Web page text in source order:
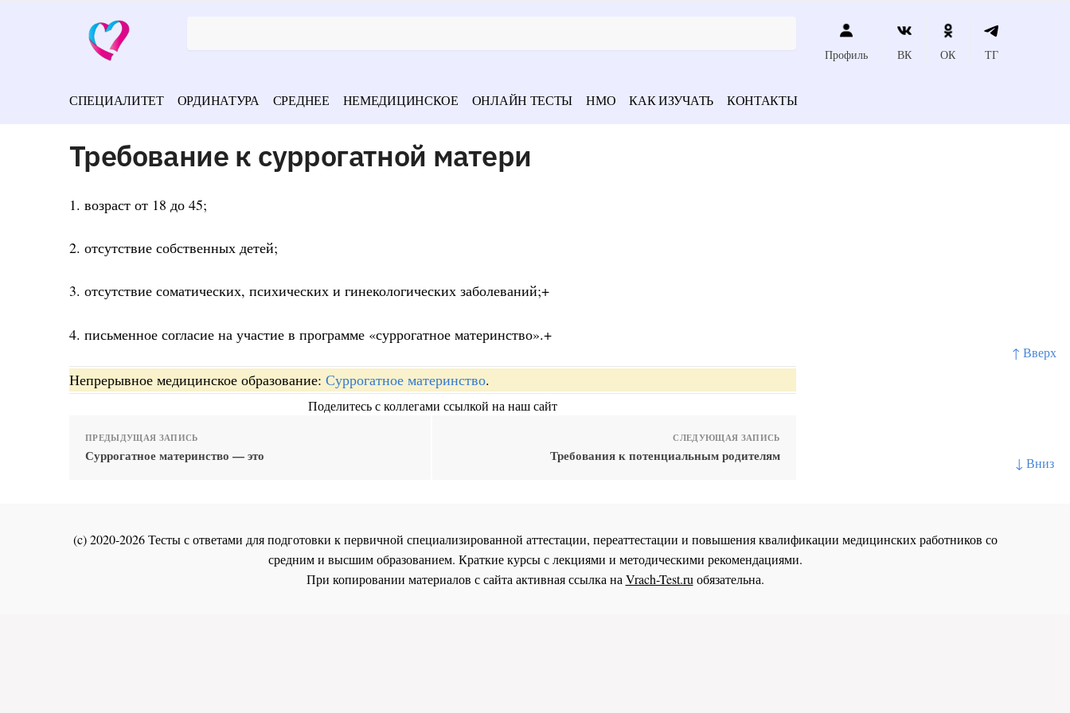
↑ Вверх
↓ Вниз
Профиль ВК ОК ТГ
СПЕЦИАЛИТЕТ ОРДИНАТУРА СРЕДНЕЕ НЕМЕДИЦИНСКОЕ ОНЛАЙН ТЕСТЫ НМО КАК ИЗУЧАТЬ КОНТАКТЫ
Требование к суррогатной матери
1. возраст от 18 до 45;
2. отсутствие собственных детей;
3. отсутствие соматических, психических и гинекологических заболеваний;+
4. письменное согласие на участие в программе «суррогатное материнство».+
Непрерывное медицинское образование: Суррогатное материнство.
Поделитесь с коллегами ссылкой на наш сайт
ПРЕДЫДУЩАЯ ЗАПИСЬ
Суррогатное материнство — это
СЛЕДУЮЩАЯ ЗАПИСЬ
Требования к потенциальным родителям
(c) 2020-2026 Тесты с ответами для подготовки к первичной специализированной аттестации, переаттестации и повышения квалификации медицинских работников со
средним и высшим образованием. Краткие курсы с лекциями и методическими рекомендациями.
При копировании материалов с сайта активная ссылка наVrach-Test.ruобязательна.